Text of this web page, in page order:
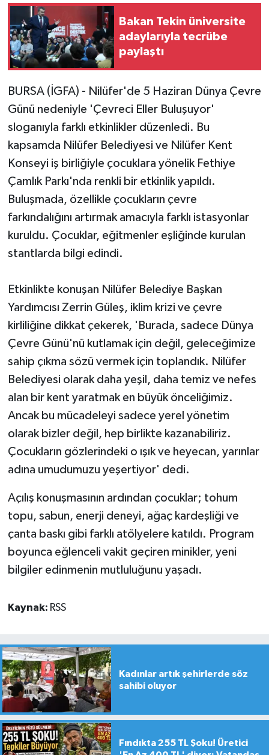
Bakan Tekin üniversite
adaylarıyla tecrübe
paylaştı
BURSA (İGFA) - Nilüfer'de 5 Haziran Dünya Çevre
Günü nedeniyle 'Çevreci Eller Buluşuyor'
sloganıyla farklı etkinlikler düzenledi. Bu
kapsamda Nilüfer Belediyesi ve Nilüfer Kent
Konseyi iş birliğiyle çocuklara yönelik Fethiye
Çamlık Parkı'nda renkli bir etkinlik yapıldı.
Buluşmada, özellikle çocukların çevre
farkındalığını artırmak amacıyla farklı istasyonlar
kuruldu. Çocuklar, eğitmenler eşliğinde kurulan
stantlarda bilgi edindi.
Etkinlikte konuşan Nilüfer Belediye Başkan
Yardımcısı Zerrin Güleş, iklim krizi ve çevre
kirliliğine dikkat çekerek, 'Burada, sadece Dünya
Çevre Günü'nü kutlamak için değil, geleceğimize
sahip çıkma sözü vermek için toplandık. Nilüfer
Belediyesi olarak daha yeşil, daha temiz ve nefes
alan bir kent yaratmak en büyük önceliğimiz.
Ancak bu mücadeleyi sadece yerel yönetim
olarak bizler değil, hep birlikte kazanabiliriz.
Çocukların gözlerindeki o ışık ve heyecan, yarınlar
adına umudumuzu yeşertiyor' dedi.
Açılış konuşmasının ardından çocuklar; tohum
topu, sabun, enerji deneyi, ağaç kardeşliği ve
çanta baskı gibi farklı atölyelere katıldı. Program
boyunca eğlenceli vakit geçiren minikler, yeni
bilgiler edinmenin mutluluğunu yaşadı.
Kaynak: RSS
Kadınlar artık şehirlerde söz
sahibi oluyor
Fındıkta 255 TL Şoku! Üretici